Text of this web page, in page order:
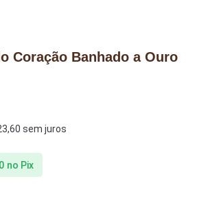
Coração Banhado a Ouro
sem juros
no Pix